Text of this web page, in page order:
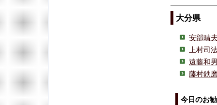
大分県
安部晴
上村司
遠藤和
藤村鉄
今日のお